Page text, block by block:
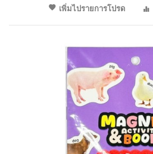
เพิ่มไปรายการโปรด